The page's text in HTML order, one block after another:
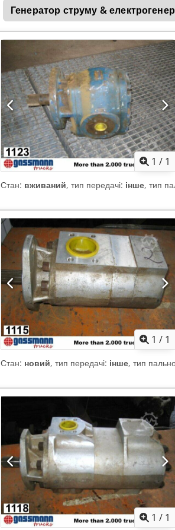
Генератор струму &
1 / 1
Стан: вживаний, тип передачі: інше, тип
1 / 1
Стан: новий, тип передачі: інше, тип
1 / 1